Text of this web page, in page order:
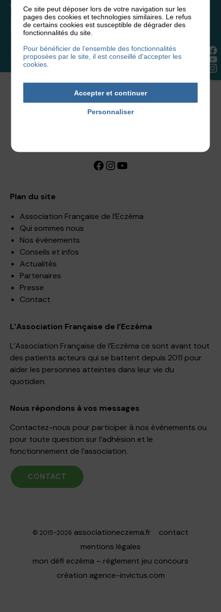
Vous souhaitez rejoindre
l’association ou faire un don ?
NOUS REJOINDRE
Facebook InstagramYouTube
Plan du site
Association Française de l’Eczéma
Qui sommes nous
Nos événements
Conseils et infos
Actualités
Partenaires
Presse
Contact
L’Association Française de l’Eczéma
L’Association Française de l’Eczéma ce sont avant tout
des patients acteurs qui se battent depuis 2011 pour
aider les personnes atteintes dans leur vie du
quotidien.
Nous répondons à vos messages
Contactez-nous pour participer à nos événements ou
pour toute question sur l’adhésion et le
fonctionnement de l’association.
CONTACT
© 2015-2026 associationeczema.fr
contact
mentions légales
mon défi eczéma – règlement jeu concours
création agence-invictus.com
Ce site peut déposer lors de votre navigation sur les
pages des cookies et technologies similaires. Le refus
de certains cookies est susceptible de dégrader des
fonctionnalités du site.
Pour bénéficier de l’ensemble des fonctionnalités
proposées par le site, il est conseillé d'accepter les
cookies.
Accepter et continuer
Personnaliser